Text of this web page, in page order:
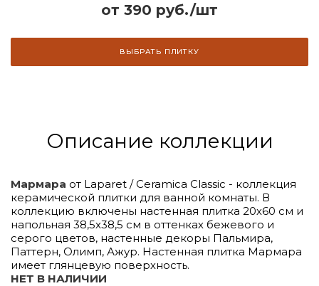
от 390 руб./шт
ВЫБРАТЬ ПЛИТКУ
Описание коллекции
Мармара от Laparet / Ceramica Classic - коллекция
керамической плитки для ванной комнаты. В
коллекцию включены настенная плитка 20х60 см и
напольная 38,5х38,5 см в оттенках бежевого и
серого цветов, настенные декоры Пальмира,
Паттерн, Олимп, Ажур. Настенная плитка Мармара
имеет глянцевую поверхность.
НЕТ В НАЛИЧИИ